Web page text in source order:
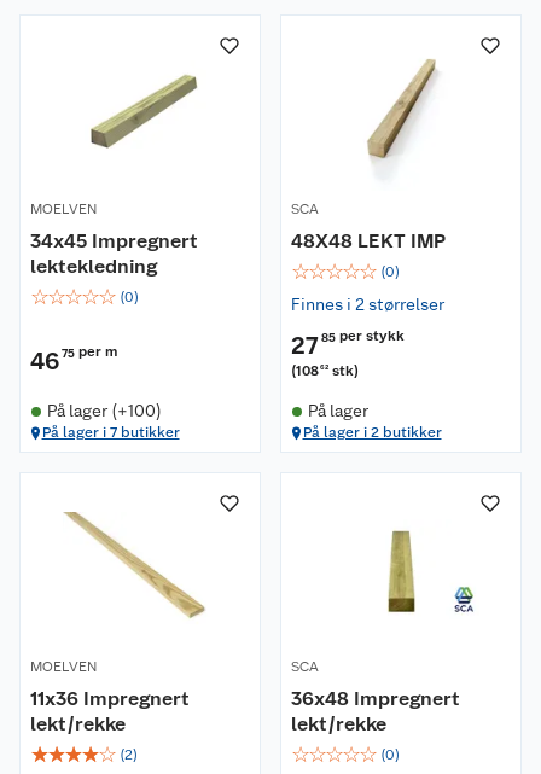
MOELVEN
34x45 Impregnert
lektekledning
☆☆☆☆☆ (0)
4675 per m
På lager (+100)
På lager i 7 butikker
SCA
48X48 LEKT IMP
☆☆☆☆☆ (0)
Finnes i 2 størrelser
2785 per stykk
(10862 stk)
På lager
På lager i 2 butikker
MOELVEN
11x36 Impregnert
lekt/rekke
☆☆☆☆☆ (2)
SCA
36x48 Impregnert
lekt/rekke
☆☆☆☆☆ (0)